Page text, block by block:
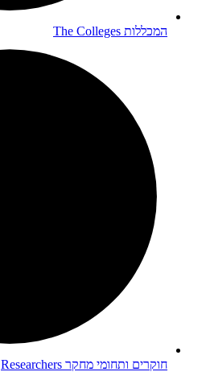
המכללות The Colleges
חוקרים ותחומי מחקר Researchers